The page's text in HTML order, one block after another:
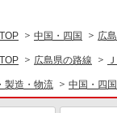
中国・四国 広
広島県の路線
製造・物流 中国・四国